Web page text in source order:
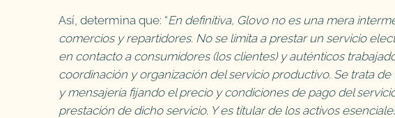
Así, determina que: “En definitiva, Glovo no es una mera
comercios y repartidores. No se limita a prestar un servicio
en contacto a consumidores (los clientes) y auténticos
coordinación y organización del servicio productivo. Se trata
y mensajería fijando el precio y condiciones de pago del
prestación de dicho servicio. Y es titular de los activos